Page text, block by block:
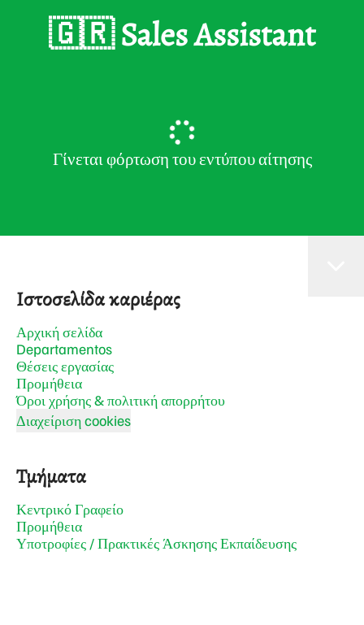
🇬🇷 Sales Assistant
Γίνεται φόρτωση του εντύπου αίτησης
Ιστοσελίδα καριέρας
Αρχική σελίδα
Departamentos
Θέσεις εργασίας
Προμήθεια
Όροι χρήσης & πολιτική απορρήτου
Διαχείριση cookies
Τμήματα
Κεντρικό Γραφείο
Προμήθεια
Υποτροφίες / Πρακτικές Άσκησης Εκπαίδευσης